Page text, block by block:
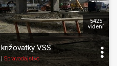
VSS
| Spravodajstvo
5425
videní